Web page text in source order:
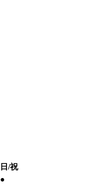
日/祝
●